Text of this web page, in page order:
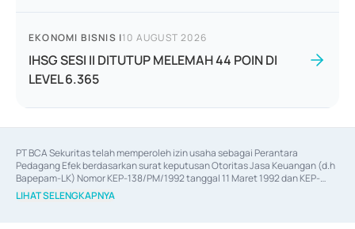
EKONOMI BISNIS |10 AUGUST 2026
IHSG SESI II DITUTUP MELEMAH 44 POIN DI
LEVEL 6.365
PT BCA Sekuritas telah memperoleh izin usaha sebagai Perantara
Pedagang Efek berdasarkan surat keputusan Otoritas Jasa Keuangan (d.h
Bapepam-LK) Nomor KEP-138/PM/1992 tanggal 11 Maret 1992 dan KEP-
06/D.04/2014 tanggal 28 Februari 2014, izin usaha sebagai Penjamin Emisi
Efek berdasarkan surat keputusan Otoritas Jasa Keuangan Nomor KEP-
LIHAT SELENGKAPNYA